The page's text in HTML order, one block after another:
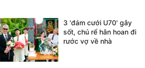
3 'đám cưới U70' gây
sốt, chú rể hân hoan đi
rước vợ về nhà